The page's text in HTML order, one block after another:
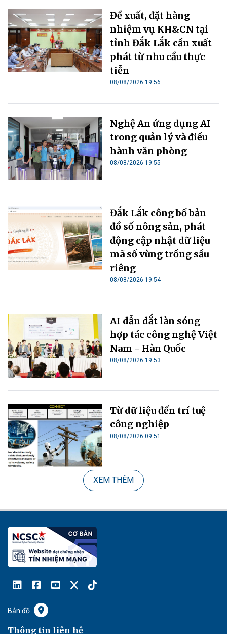
Đề xuất, đặt hàng
nhiệm vụ KH&CN tại
tỉnh Đắk Lắk cần xuất
phát từ nhu cầu thực
tiễn
08/08/2026 19:56
Nghệ An ứng dụng AI
trong quản lý và điều
hành văn phòng
08/08/2026 19:55
Đắk Lắk công bố bản
đồ số nông sản, phát
động cập nhật dữ liệu
mã số vùng trồng sầu
riêng
08/08/2026 19:54
AI dẫn dắt làn sóng
hợp tác công nghệ Việt
Nam - Hàn Quốc
08/08/2026 19:53
Từ dữ liệu đến trí tuệ
công nghiệp
08/08/2026 09:51
XEM THÊM
Bản đồ
Thông tin liên hệ